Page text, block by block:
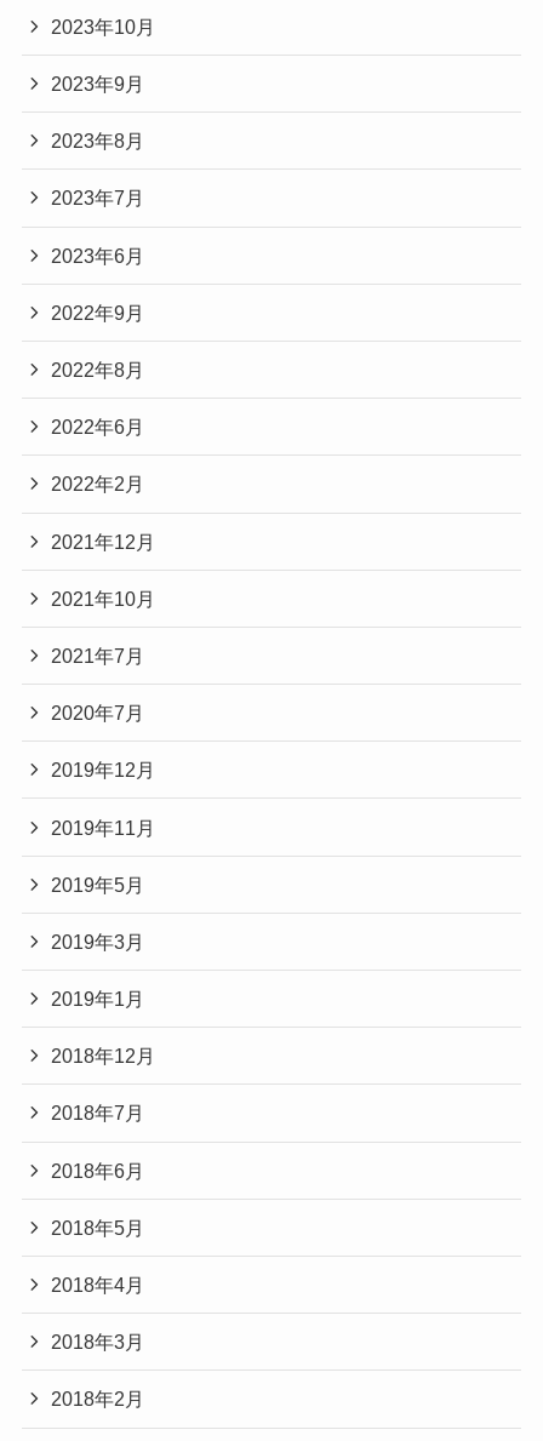
2023年10月
2023年9月
2023年8月
2023年7月
2023年6月
2022年9月
2022年8月
2022年6月
2022年2月
2021年12月
2021年10月
2021年7月
2020年7月
2019年12月
2019年11月
2019年5月
2019年3月
2019年1月
2018年12月
2018年7月
2018年6月
2018年5月
2018年4月
2018年3月
2018年2月